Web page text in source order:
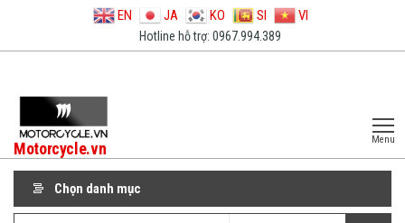
EN JA KO SI VI
Hotline hỗ trợ: 0967.994.389
Motorcycle.vn Menu
Chọn danh mục